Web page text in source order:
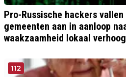
Pro-Russische hackers
gemeenten aan in aanloop
waakzaamheid lokaal
112